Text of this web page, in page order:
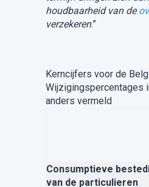
houdbaarheid van de
verzekeren.”
Kerncijfers voor de
Wijzigingspercentages
anders vermeld
Consumptieve
van de particulieren